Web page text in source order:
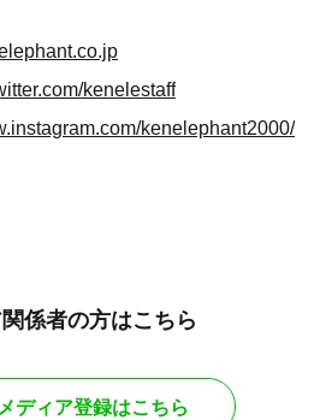
kenelestaff
kenelephant2000/
係者の方はこちら
ディア登録はこちら